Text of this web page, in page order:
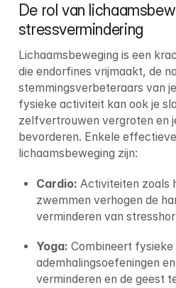
De rol van
stressvermindering
Lichaamsbeweging is een
die endorfines vrijmaakt, de
stemmingsverbeteraars van
fysieke activiteit kan ook je
zelfvertrouwen vergroten en
bevorderen. Enkele
lichaamsbeweging zijn:
Cardio: Activiteiten zoals
zwemmen verhogen de
verminderen van
Yoga: Combineert fysieke
ademhalingsoefeningen
verminderen en de geest